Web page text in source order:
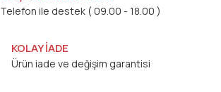
Telefon ile destek ( 09.00 - 18.00 )
KOLAY İADE
Ürün iade ve değişim garantisi